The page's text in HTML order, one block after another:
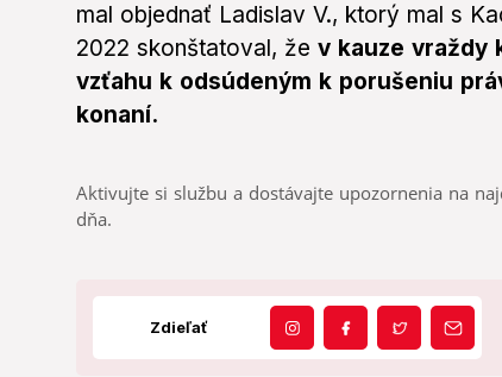
mal objednať Ladislav V., ktorý mal s
2022 skonštatoval, že v kauze vraždy
vzťahu k odsúdeným k porušeniu
konaní.
Aktivujte si službu a dostávajte upozornenia na
dňa.
Zdieľať